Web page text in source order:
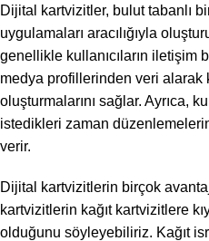
Dijital kartvizitler, bulut tabanlı
uygulamaları aracılığıyla
genellikle kullanıcıların iletişim
medya profillerinden veri
oluşturmalarını sağlar. Ayrıca,
istedikleri zaman
verir.
Dijital kartvizitlerin birçok
kartvizitlerin kağıt kartvizitlere
olduğunu söyleyebiliriz. Kağıt